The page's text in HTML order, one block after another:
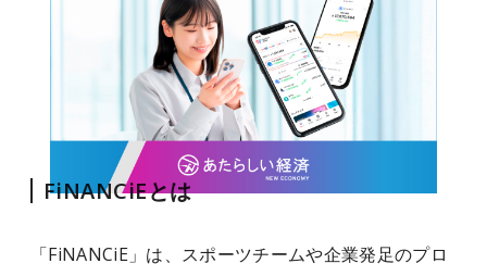
FiNANCiEとは
「FiNANCiE」は、スポーツチームや企業発足のプロ